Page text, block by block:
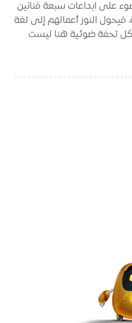
على ابداعات سبعة فنانين
فيحول النور أعمالهم إلى لغة
كل تحفة ضوئية هنا ليست
روح مدينة دبي
إلى رحلةٍ مُضيئة